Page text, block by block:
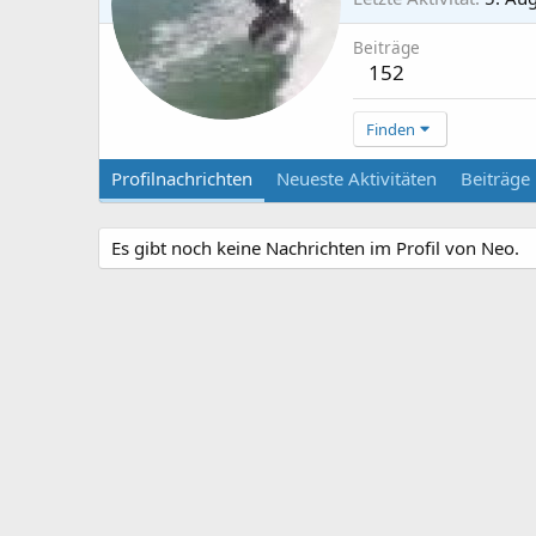
Beiträge
152
Finden
Profilnachrichten Neueste Aktivitäten Beiträge
Es gibt noch keine Nachrichten im Profil von Neo.